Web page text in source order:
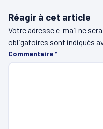
Réagir à cet article
Votre adresse e-mail ne
obligatoires sont indiqués
Commentaire*